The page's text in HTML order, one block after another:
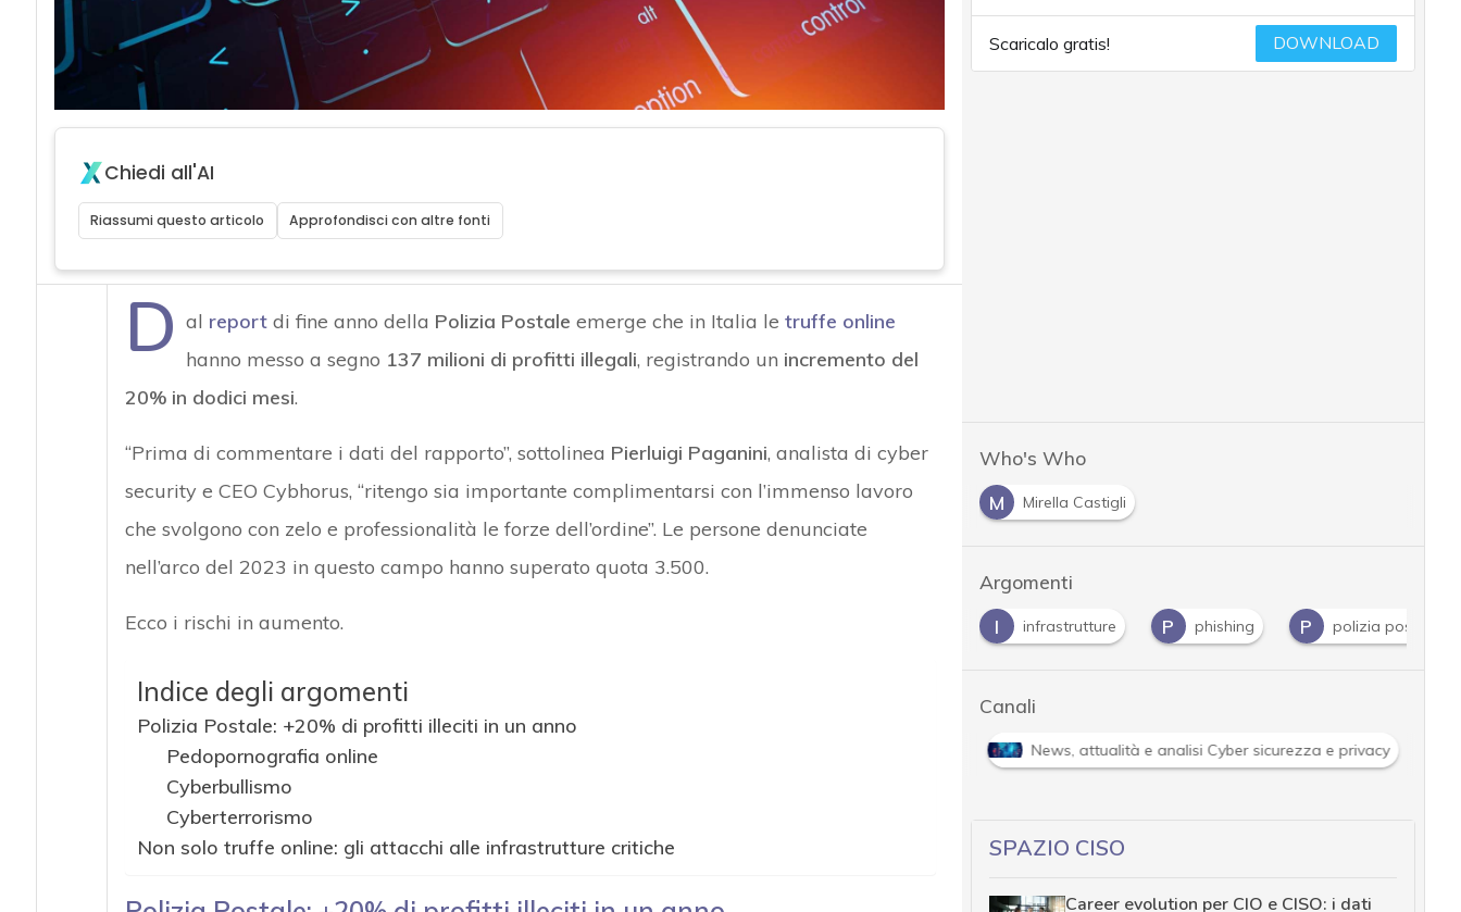
Chiedi all'AI
Riassumi questo articolo Approfondisci con altre fonti
D al reportdi fine anno della Polizia Postale emerge che in Italia le truffe online
hanno messo a segno 137 milioni di profitti illegali, registrando un incremento del
20% in dodici mesi.
“Prima di commentare i dati del rapporto”, sottolinea Pierluigi Paganini, analista di cyber
security e CEO Cybhorus, “ritengo sia importante complimentarsi con l’immenso lavoro
che svolgono con zelo e professionalità le forze dell’ordine”. Le persone denunciate
nell’arco del 2023 in questo campo hanno superato quota 3.500.
Ecco i rischi in aumento.
Indice degli argomenti
Polizia Postale: +20% di profitti illeciti in un anno
Pedopornografia online
Cyberbullismo
Cyberterrorismo
Non solo truffe online: gli attacchi alle infrastrutture critiche
Scaricalo gratis! DOWNLOAD
Who's Who
M
Mirella Castigli
Argomenti
I infrastrutture P phishing P polizia postale
Canali
News, attualità e analisi Cyber sicurezza e privacy
SPAZIO CISO
Career evolution per CIO e CISO: i dati